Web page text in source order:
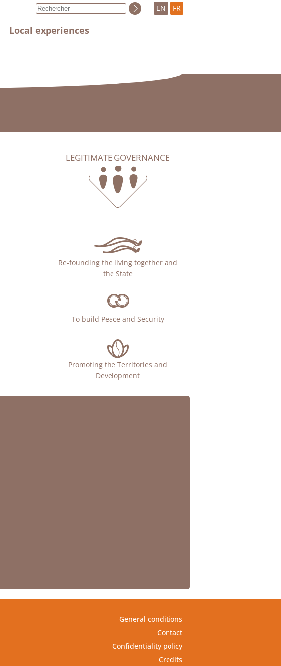
Local experiences
EN FR
LEGITIMATE GOVERNANCE
Re-founding the living together and
the State
To build Peace and Security
Promoting the Territories and
Development
General conditions
Contact
Confidentiality policy
Credits